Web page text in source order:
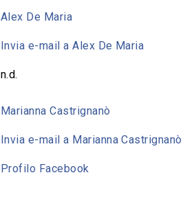
Alex De Maria
Invia e-mail a Alex De Maria
n.d.
Marianna Castrignanò
Invia e-mail a Marianna Castrignanò
Profilo Facebook